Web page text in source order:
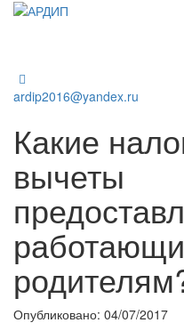
ardip2016@yandex.ru
Какие
вычеты
Опубликовано: 04/07/2017